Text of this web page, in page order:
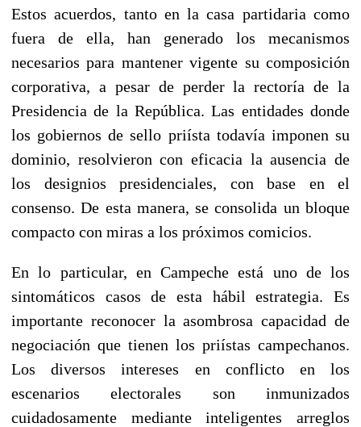
Estos acuerdos, tanto en la casa partidaria como
fuera de ella, han generado los mecanismos
necesarios para mantener vigente su composición
corporativa, a pesar de perder la rectoría de la
Presidencia de la República. Las entidades donde
los gobiernos de sello priísta todavía imponen su
dominio, resolvieron con eficacia la ausencia de
los designios presidenciales, con base en el
consenso. De esta manera, se consolida un bloque
compacto con miras a los próximos comicios.
En lo particular, en Campeche está uno de los
sintomáticos casos de esta hábil estrategia. Es
importante reconocer la asombrosa capacidad de
negociación que tienen los priístas campechanos.
Los diversos intereses en conflicto en los
escenarios electorales son inmunizados
cuidadosamente mediante inteligentes arreglos